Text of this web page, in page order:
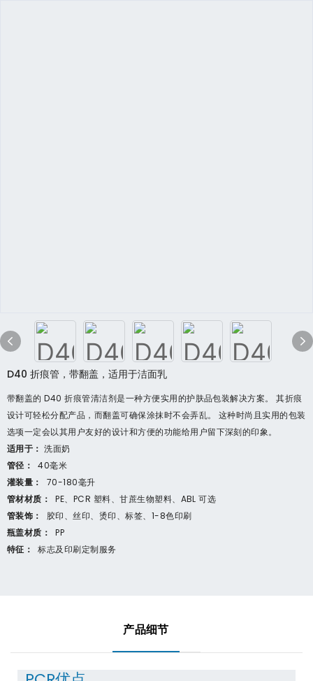
D40 折痕管，带翻盖，适用于洁面乳
带翻盖的 D40 折痕管清洁剂是一种方便实用的护肤品包装解决方案。 其折痕
设计可轻松分配产品，而翻盖可确保涂抹时不会弄乱。 这种时尚且实用的包装
选项一定会以其用户友好的设计和方便的功能给用户留下深刻的印象。
适用于：洗面奶
管径：
40毫米
灌装量：
70-180毫升
管材材质：
PE、PCR 塑料、甘蔗生物塑料、ABL 可选
管装饰：
胶印、丝印、烫印、标签、1-8色印刷
瓶盖材质：
PP
特征：
标志及印刷定制服务
产品细节